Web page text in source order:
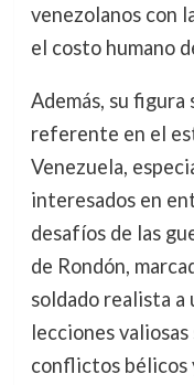
venezolanos con
el costo humano
Además, su
referente en el
Venezuela,
interesados en
desafíos de las
de Rondón,
soldado realista
lecciones
conflictos bélicos